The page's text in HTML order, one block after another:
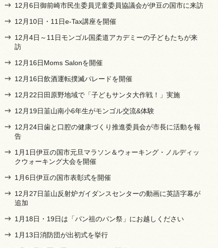
12月6日御前崎市民生委員児童委員協議会が伊豆の国市に来訪
12月10日・11日e-Tax講座を開催
12月4日～11日モンゴル国柔道アカデミーの子どもたちが来
訪
12月16日Moms Salonを開催
12月16日飲酒運転撲滅パレードを開催
12月22日田原野地域で「子どもサンタ大作戦！」実施
12月19日韮山南小6年生がモンゴル交流&体験
12月24日歯と口腔の健康づくり推進委員会が市長に活動を報
告
1月1日伊豆の国市元旦マラソン＆ウォーキング・ノルディッ
クウォーキング大会を開催
1月6日伊豆の国市表彰式を開催
12月27日韮山反射炉ガイダンスセンターの動画に英語字幕が
追加
1月18日・19日は「パン祖のパン祭」にお越しください
1月13日消防団が出初式を挙行